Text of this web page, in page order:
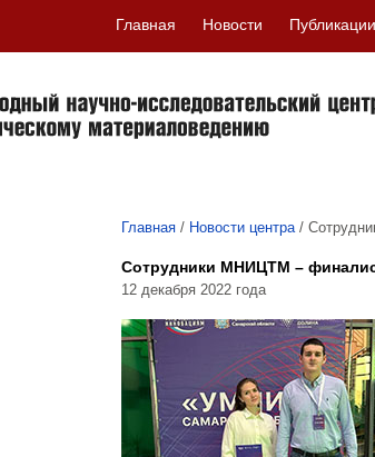
Главная Новости Публикации
Главная / Новости центра /
Сотрудники МНИЦТМ –
12 декабря 2022 года